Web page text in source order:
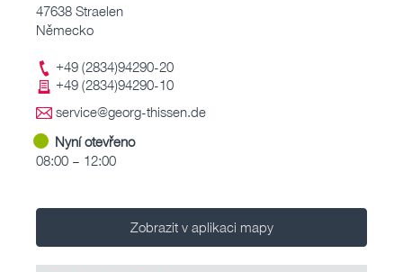
47638 Straelen
Německo
+49 (2834)94290-20
+49 (2834)94290-10
service@georg-thissen.de
Nyní otevřeno
08:00 – 12:00
Zobrazit v aplikaci mapy